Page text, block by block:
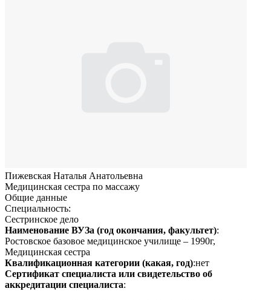
Пижевская Наталья Анатольевна
Медицинская сестра по массажу
Общие данные
Специальность:
Сестринское дело
Наименование ВУЗа (год окончания, факультет):
Ростовское базовое медицинское училище – 1990г,
Медицинская сестра
Квалификационная категории (какая, год):нет
Сертификат специалиста или свидетельство об
аккредитации специалиста: